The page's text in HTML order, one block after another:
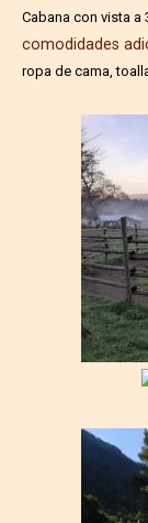
Cabana con vista a
comodidades
ropa de cama,